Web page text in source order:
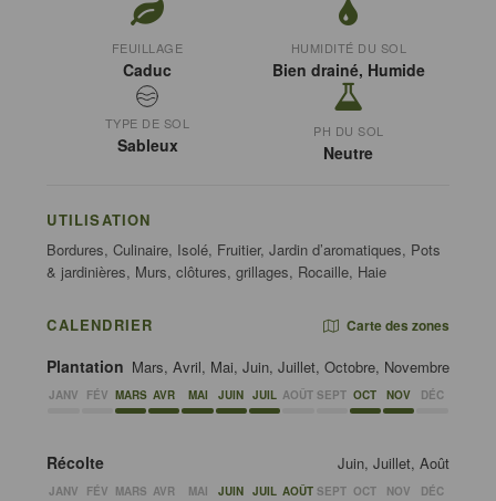
FEUILLAGE
Caduc
HUMIDITÉ DU SOL
Bien drainé, Humide
TYPE DE SOL
Sableux
PH DU SOL
Neutre
UTILISATION
Bordures, Culinaire, Isolé, Fruitier, Jardin d’aromatiques, Pots
& jardinières, Murs, clôtures, grillages, Rocaille, Haie
CALENDRIER Carte des zones
Plantation Mars, Avril, Mai, Juin, Juillet, Octobre, Novembre
JANV FÉV MARS AVR MAI JUIN JUIL AOÛT SEPT OCT NOV DÉC
Récolte Juin, Juillet, Août
JANV FÉV MARS AVR MAI JUIN JUIL AOÛT SEPT OCT NOV DÉC